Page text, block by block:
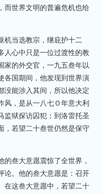
而世界文明的普遍危机也给
机当选教宗，继庇护十二
人心中只是一位过渡性的教
家的外交官，一九五叁年以
各国期间，他发现到世界演
没能涉入其间，所以他决定
，是从一八七Ｏ年意大利
监狱探访囚犯；到洛雷托圣
，若望二十叁世仍然是保守
叁大意愿震惊了全世界，
论。他的叁大意愿是：召开
在这叁大意愿中，若望二十